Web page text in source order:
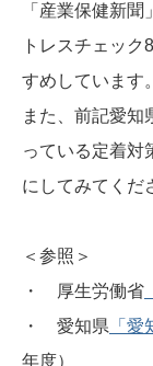
「産業保健新
トレスチェッ
すめしています。
また、前記愛知
っている定着対
にしてみてくだ
＜参照＞
・ 厚生労働省
・ 愛知県 「
年度）